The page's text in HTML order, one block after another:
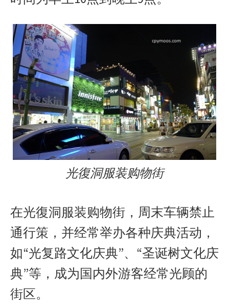
光復洞服装购物街
在光復洞服装购物街，周末车辆禁止
通行策，并经常举办各种庆典活动，
如“光复路文化庆典”、“圣诞树文化庆
典”等，成为国内外游客经常光顾的
街区。